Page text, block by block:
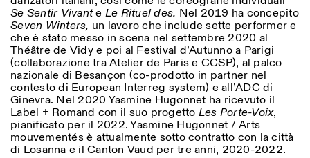
Designed by Dallas
Se Sentir Vivante Le Rituel des. Nel 2019 ha concepito
Seven Winters, un lavoro che include sette performer e
che è stato messo in scena nel settembre 2020 al
Théâtre de Vidy e poi al Festival d’Autunno a Parigi
(collaborazione tra Atelier de Paris e CCSP), al palco
nazionale di Besançon (co-prodotto in partner nel
contesto di European Interreg system) e all’ADC di
Ginevra. Nel 2020 Yasmine Hugonnet ha ricevuto il
Label + Romand con il suo progetto Les Porte-Voix,
pianificato per il 2022. Yasmine Hugonnet / Arts
mouvementés è attualmente sotto contratto con la città
di Losanna e il Canton Vaud per tre anni, 2020-2022.